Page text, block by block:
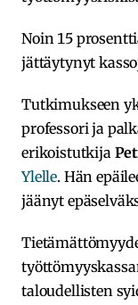
Noin 15
jättäytynyt
Tutkimukseen
professori ja
erikoistutkija
Ylelle. Hän
jäänyt
taloudellisten